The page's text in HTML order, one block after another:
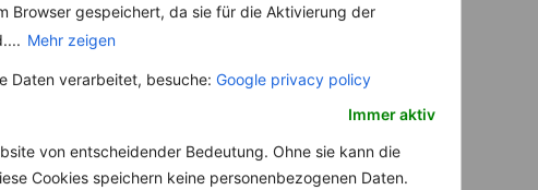
Browser gespeichert, da sie für die Aktivierung der
Mehr zeigen
Daten verarbeitet, besuche: Google privacy policy
Immer aktiv
von entscheidender Bedeutung. Ohne sie kann die
Cookies speichern keine personenbezogenen Daten.